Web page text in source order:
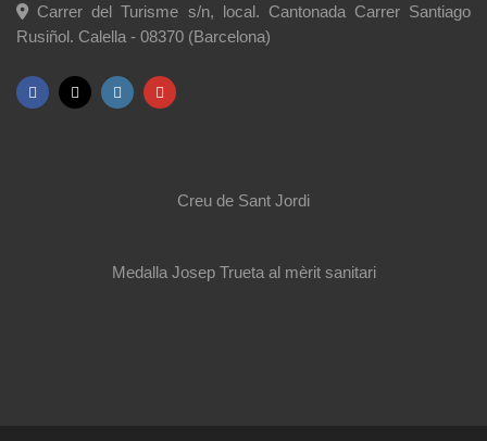
Carrer del Turisme s/n, local. Cantonada Carrer Santiago
Rusiñol. Calella - 08370 (Barcelona)
Creu de Sant Jordi
Medalla Josep Trueta al mèrit sanitari